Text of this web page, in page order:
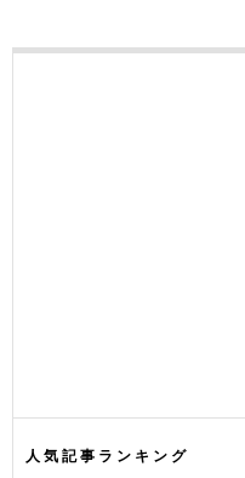
人気記事ランキング